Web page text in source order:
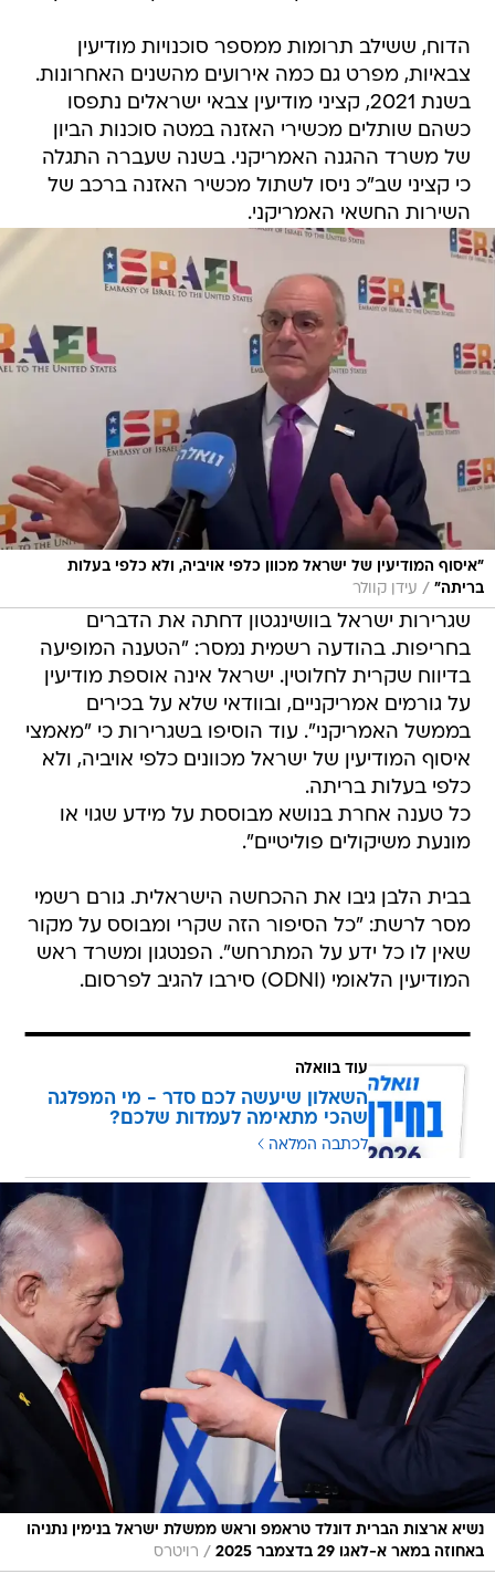
הדוח, ששילב תרומות ממספר סוכנויות מודיעין
צבאיות, מפרט גם כמה אירועים מהשנים האחרונות.
בשנת 2021, קציני מודיעין צבאי ישראלים נתפסו
כשהם שותלים מכשירי האזנה במטה סוכנות הביון
של משרד ההגנה האמריקני. בשנה שעברה התגלה
כי קציני שב"כ ניסו לשתול מכשיר האזנה ברכב של
השירות החשאי האמריקני.
"איסוף המודיעין של ישראל מכוון כלפי אויביה, ולא כלפי בעלות
בריתה" / עידן קוולר
שגרירות ישראל בוושינגטון דחתה את הדברים
בחריפות. בהודעה רשמית נמסר: "הטענה המופיעה
בדיווח שקרית לחלוטין. ישראל אינה אוספת מודיעין
על גורמים אמריקניים, ובוודאי שלא על בכירים
בממשל האמריקני". עוד הוסיפו בשגרירות כי "מאמצי
איסוף המודיעין של ישראל מכוונים כלפי אויביה, ולא
כלפי בעלות בריתה.
כל טענה אחרת בנושא מבוססת על מידע שגוי או
מונעת משיקולים פוליטיים".
בבית הלבן גיבו את ההכחשה הישראלית. גורם רשמי
מסר לרשת: "כל הסיפור הזה שקרי ומבוסס על מקור
שאין לו כל ידע על המתרחש". הפנטגון ומשרד ראש
המודיעין הלאומי (ODNI) סירבו להגיב לפרסום.
עוד בוואלה
השאלון שיעשה לכם סדר - מי המפלגה
שהכי מתאימה לעמדות שלכם?
לכתבה המלאה
נשיא ארצות הברית דונלד טראמפ וראש ממשלת ישראל בנימין נתניהו
באחוזה במאר א-לאגו 29 בדצמבר 2025
/ רויטרס